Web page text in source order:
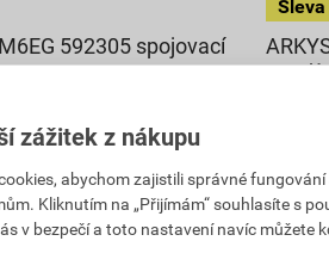
592305 spojovací
mm/1
cena
zážitek z nákupu
abychom zajistili správné fungování
Kliknutím na „Přijímám“ souhlasíte s
v bezpečí a toto nastavení navíc můžete